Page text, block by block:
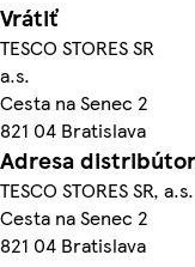
Vrátiť
TESCO STORES SR
a.s.
Cesta na Senec 2
821 04 Bratislava
Adresa
TESCO STORES SR, a.s.
Cesta na Senec 2
821 04 Bratislava